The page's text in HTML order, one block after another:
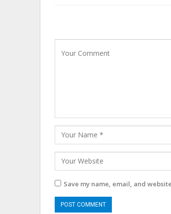
Save my name, email, and